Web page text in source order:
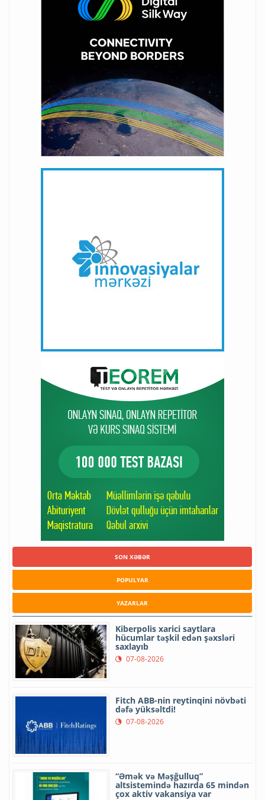
SON XƏBƏR
POPULYAR
YAZARLAR
Kiberpolis xarici saytlara
hücumlar təşkil edən şəxsləri
saxlayıb
07-08-2026
Fitch ABB-nin reytinqini növbəti
dəfə yüksəltdi!
07-08-2026
“Əmək və Məşğulluq”
altsistemində hazırda 65 mindən
çox aktiv vakansiya var